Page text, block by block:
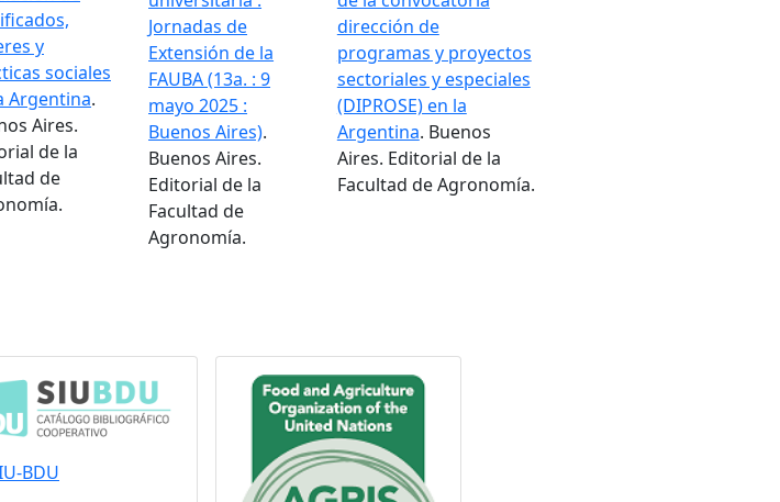
y
sociales
Argentina.
Aires.
de la
de
Jornadas de
Extensión de la
FAUBA (13a. : 9
mayo 2025 :
Buenos Aires).
Buenos Aires.
Editorial de la
Facultad de
Agronomía.
dirección de
programas y proyectos
sectoriales y especiales
(DIPROSE) en la
Argentina. Buenos
Aires. Editorial de la
Facultad de Agronomía.
BDU